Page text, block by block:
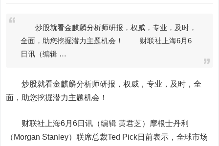
炒股就看金麒麟分析师研报，权威，专业，及时，
全面，助您挖掘潜力主题机会！ 财联社上海6月6
日讯（编辑 …
炒股就看金麒麟分析师研报，权威，专业，及时，全
面，助您挖掘潜力主题机会！
财联社上海6月6日讯（编辑 黄君芝）摩根士丹利
（Morgan Stanley）联席总裁Ted Pick日前表示，全球市场